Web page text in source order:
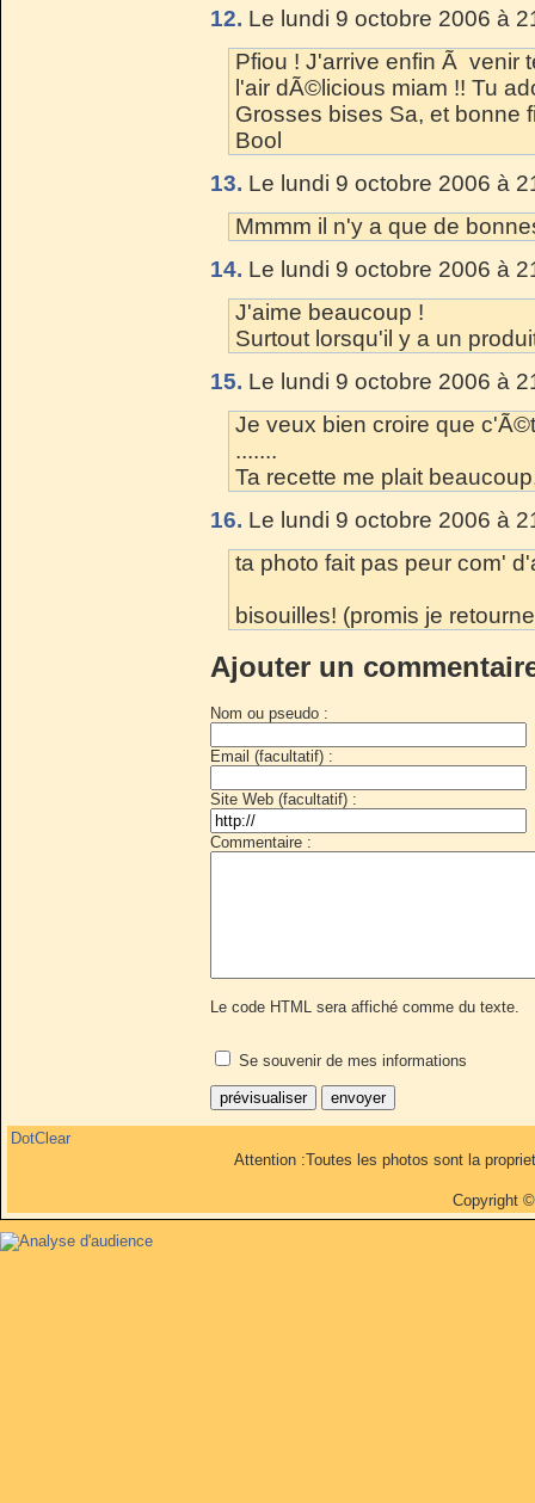
12. Le lundi 9 octobre 2006 à
Pfiou ! J'arrive enfin Ã venir
l'air dÃ©licious miam !! Tu
Grosses bises Sa, et bonne
Bool
13. Le lundi 9 octobre 2006 à
Mmmm il n'y a que de
14. Le lundi 9 octobre 2006 à
J'aime beaucoup !
Surtout lorsqu'il y a un
15. Le lundi 9 octobre 2006 à
Je veux bien croire que
.......
Ta recette me plait
16. Le lundi 9 octobre 2006 à
ta photo fait pas peur com'
bisouilles! (promis je
Ajouter un
Nom ou pseudo :
Email (facultatif) :
Site Web (facultatif) :
Commentaire :
Le code HTML sera affiché comme du texte.
Se souvenir de mes informations
DotClear
Attention :Toutes les photos sont la
Copyright